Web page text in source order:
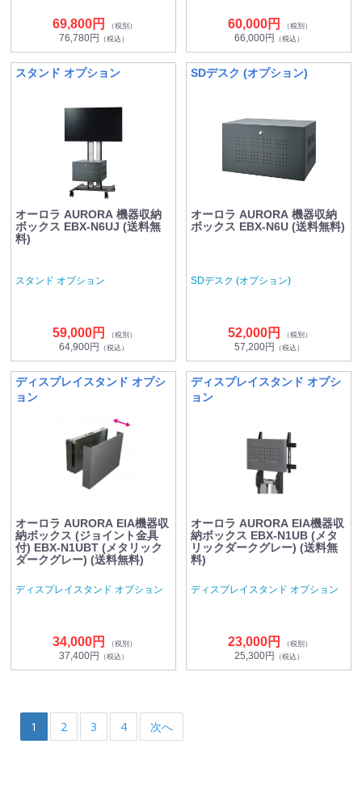
69,800円 （税別）
76,780円 （税込）
60,000円 （税別）
66,000円 （税込）
スタンド オプション
オーロラ AURORA 機器収納
ボックス EBX-N6UJ (送料無
料)
スタンド オプション
59,000円 （税別）
64,900円 （税込）
SDデスク (オプション)
オーロラ AURORA 機器収納
ボックス EBX-N6U (送料無料)
SDデスク (オプション)
52,000円 （税別）
57,200円 （税込）
ディスプレイスタンド オプシ
ョン
オーロラ AURORA EIA機器収
納ボックス (ジョイント金具
付) EBX-N1UBT (メタリック
ダークグレー) (送料無料)
ディスプレイスタンド オプション
34,000円 （税別）
37,400円 （税込）
ディスプレイスタンド オプシ
ョン
オーロラ AURORA EIA機器収
納ボックス EBX-N1UB (メタ
リックダークグレー) (送料無
料)
ディスプレイスタンド オプション
23,000円 （税別）
25,300円 （税込）
1 2 3 4 次へ